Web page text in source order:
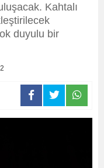
Kahtalı
duyulu bir